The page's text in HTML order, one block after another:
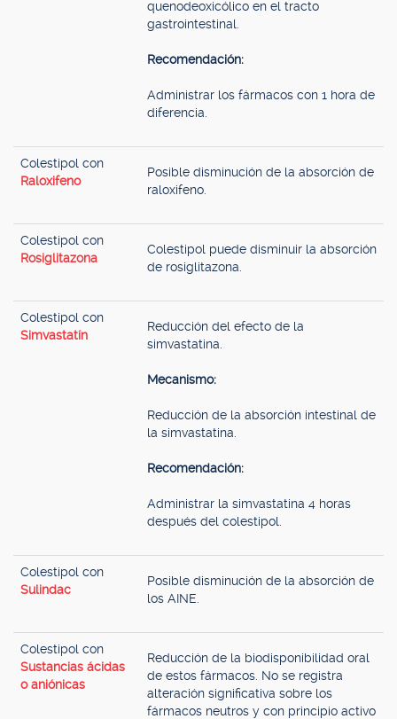
quenodeoxicólico en el tracto
gastrointestinal.
Recomendación:
Administrar los fármacos con 1 hora de
diferencia.
Colestipol con
Raloxifeno
Posible disminución de la absorción de
raloxifeno.
Colestipol con
Rosiglitazona
Colestipol puede disminuir la absorción
de rosiglitazona.
Colestipol con
Simvastatín
Reducción del efecto de la
simvastatina.
Mecanismo:
Reducción de la absorción intestinal de
la simvastatina.
Recomendación:
Administrar la simvastatina 4 horas
después del colestipol.
Colestipol con
Sulindac
Posible disminución de la absorción de
los AINE.
Colestipol con
Sustancias ácidas
o aniónicas
Reducción de la biodisponibilidad oral
de estos fármacos. No se registra
alteración significativa sobre los
fármacos neutros y con principio activo